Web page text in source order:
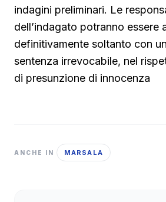
indagini preliminari. Le
dell’indagato potranno essere
definitivamente soltanto con
sentenza irrevocabile, nel
di presunzione di innocenza
ANCHE IN MARSALA